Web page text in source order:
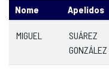
Nome Apelidos
MIGUEL
SUÁREZ
GONZÁLEZ